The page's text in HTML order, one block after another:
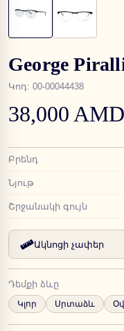
George
Կոդ: 00-00044438
38,000 AMD
Բրենդ
Նյութ
Շրջանակի գույն
Ակնոցի չափեր
Դեմքի ձևը
Կլոր Սրտաձև